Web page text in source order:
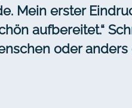
Mein erster
aufbereitet.“
oder